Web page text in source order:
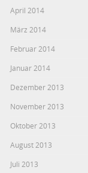
April 2014
März 2014
Februar 2014
Januar 2014
Dezember 2013
November 2013
Oktober 2013
August 2013
Juli 2013